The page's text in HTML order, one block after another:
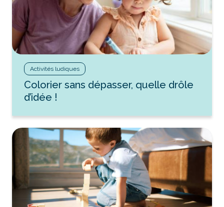
Activités ludiques
Colorier sans dépasser, quelle drôle
d’idée !